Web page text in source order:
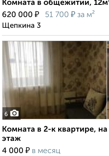
Комната в общежитии,
620 000 ₽ 51 700 ₽ за м²
Щепкина 3
6
Комната в 2-к квартире,
этаж
4 000 ₽ в месяц